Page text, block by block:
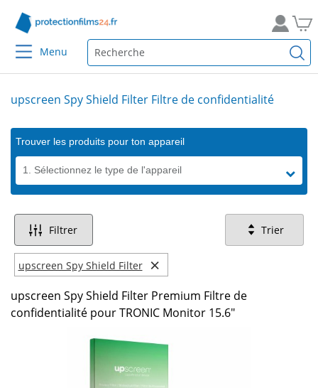
Menu
upscreen Spy Shield Filter Filtre de confidentialité
Trouver les produits pour ton appareil
1. Sélectionnez le type de l'appareil
Filtrer Trier
upscreen Spy Shield Filter ×
upscreen Spy Shield Filter Premium Filtre de
confidentialité pour TRONIC Monitor 15.6"